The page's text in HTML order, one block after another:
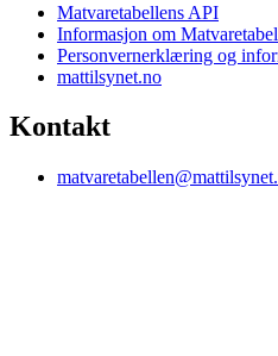
Matvaretabellens API
Informasjon om
Personvernerklæring og
mattilsynet.no
Kontakt